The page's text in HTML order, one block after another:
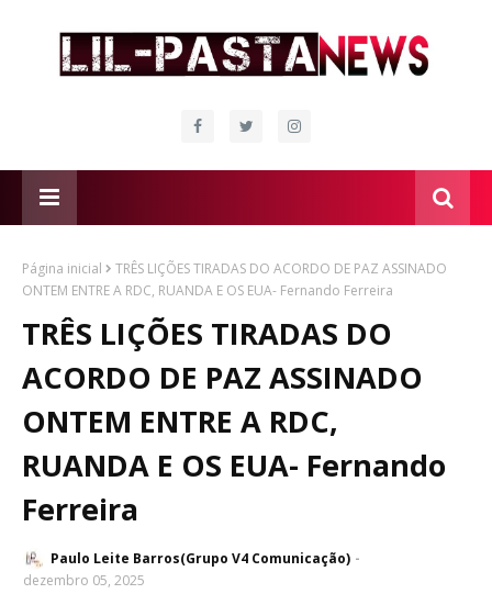
Página inicial
TRÊS LIÇÕES TIRADAS DO ACORDO DE PAZ ASSINADO
ONTEM ENTRE A RDC, RUANDA E OS EUA- Fernando Ferreira
TRÊS LIÇÕES TIRADAS DO
ACORDO DE PAZ ASSINADO
ONTEM ENTRE A RDC,
RUANDA E OS EUA- Fernando
Ferreira
Paulo Leite Barros(Grupo V4 Comunicação)
dezembro 05, 2025